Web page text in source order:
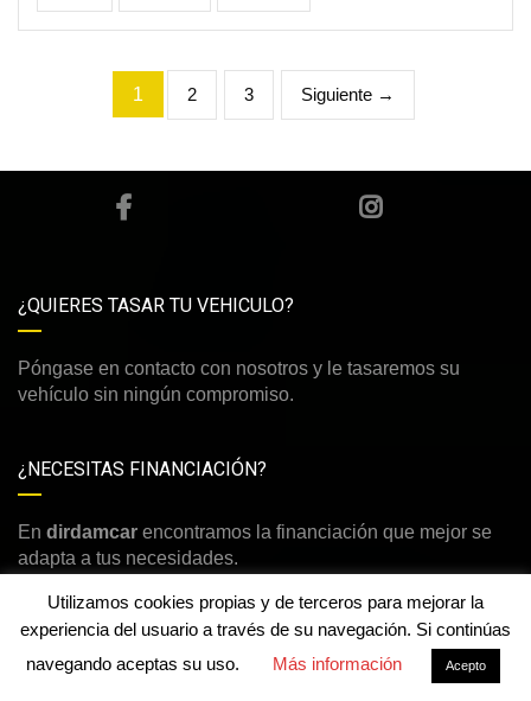
1 2 3 Siguiente →
¿QUIERES TASAR TU VEHICULO?
Póngase en contacto con nosotros y le tasaremos su
vehículo sin ningún compromiso.
¿NECESITAS FINANCIACIÓN?
En dirdamcar encontramos la financiación que mejor se
adapta a tus necesidades.
Utilizamos cookies propias y de terceros para mejorar la
experiencia del usuario a través de su navegación. Si continúas
navegando aceptas su uso.
Más información Acepto
💬 ¿Necesitas ayuda?